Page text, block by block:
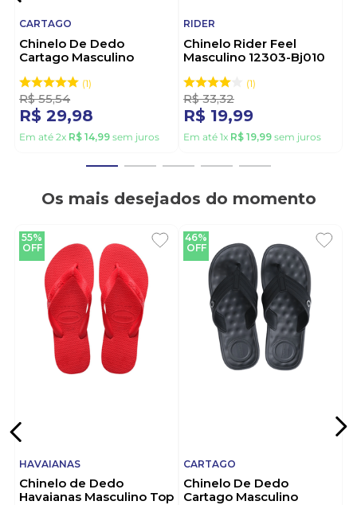
CARTAGO
Chinelo De Dedo
Cartago Masculino
Cinza
1
R$ 55,54
R$ 29,98
Em até 2x R$ 14,99 sem juros
RIDER
Chinelo Rider Feel
Masculino 12303-Bj010
1
R$ 33,32
R$ 19,99
Em até 1x R$ 19,99 sem juros
Os mais desejados do momento
55%
OFF
HAVAIANAS
Chinelo de Dedo
Havaianas Masculino Top
46%
OFF
CARTAGO
Chinelo De Dedo
Cartago Masculino